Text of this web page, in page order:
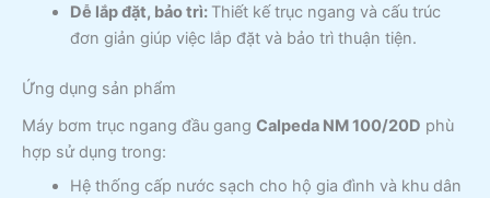
Dễ lắp đặt, bảo trì: Thiết kế trục ngang và cấu trúc
đơn giản giúp việc lắp đặt và bảo trì thuận tiện.
Ứng dụng sản phẩm
Máy bơm trục ngang đầu gang Calpeda NM 100/20D phù
hợp sử dụng trong:
Hệ thống cấp nước sạch cho hộ gia đình và khu dân